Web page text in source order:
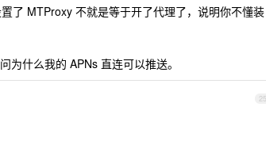
了 MTProxy 不就是等于开了代理了，说明你不懂装
为什么我的 APNs 直连可以推送。
25